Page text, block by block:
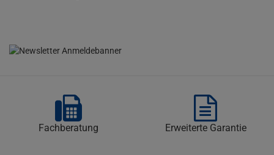
Fachberatung Erweiterte Garantie